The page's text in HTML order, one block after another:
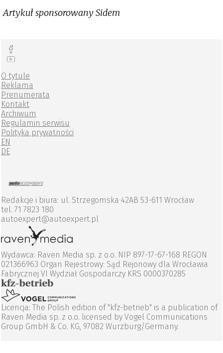
Artykuł sponsorowany Sidem
O tytule
Reklama
Prenumerata
Kontakt
Archiwum
Regulamin serwisu
Polityka prywatności
EN
DE
Redakcje i biura: ul. Strzegomska 42AB 53-611 Wrocław
tel. 71 7823 180
autoexpert@autoexpert.pl
Wydawca: Raven Media sp. z o.o. NIP 897-17-67-168 REGON
021366963 Organ Rejestrowy: Sąd Rejonowy dla Wrocławia
Fabrycznej VI Wydział Gospodarczy KRS 0000370285
Licencja: The Polish edition of "kfz-betrieb" is a publication of
Raven Media sp. z o.o. licensed by Vogel Communications
Group GmbH & Co. KG, 97082 Wurzburg/Germany.